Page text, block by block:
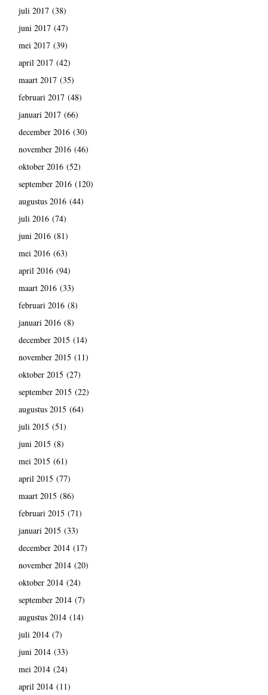
juli 2017(38)
juni 2017(47)
mei 2017(39)
april 2017(42)
maart 2017(35)
februari 2017(48)
januari 2017(66)
december 2016(30)
november 2016(46)
oktober 2016(52)
september 2016(120)
augustus 2016(44)
juli 2016(74)
juni 2016(81)
mei 2016(63)
april 2016(94)
maart 2016(33)
februari 2016(8)
januari 2016(8)
december 2015 (14)
november 2015 (11)
oktober 2015 (27)
september 2015 (22)
augustus 2015 (64)
juli 2015 (51)
juni 2015 (8)
mei 2015 (61)
april 2015 (77)
maart 2015 (86)
februari 2015 (71)
januari 2015 (33)
december 2014(17)
november 2014(20)
oktober 2014(24)
september 2014(7)
augustus 2014(14)
juli 2014(7)
juni 2014(33)
mei 2014(24)
april 2014(11)